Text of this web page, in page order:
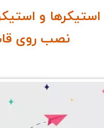
استیکرها و
نصب روی